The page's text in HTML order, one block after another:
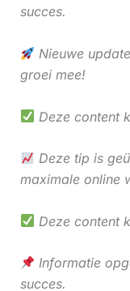
succes.
Nieuwe
groei mee!
Deze content
Deze tip is
maximale online
Deze content
Informatie
succes.